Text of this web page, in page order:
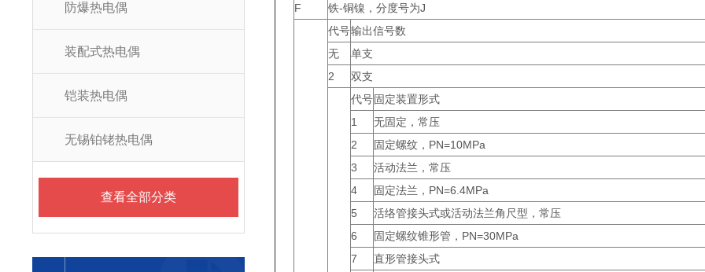
防爆热电偶
装配式热电偶
铠装热电偶
无锡铂铑热电偶
查看全部分类
F
铁-铜镍，分度号为J
代号输出信号数
无
单支
2
双支
代号固定装置形式
1
无固定，常压
2
固定螺纹，PN=10MPa
3
活动法兰，常压
4
固定法兰，PN=6.4MPa
5
活络管接头式或活动法兰角尺型，常压
6
固定螺纹锥形管，PN=30MPa
7
直形管接头式